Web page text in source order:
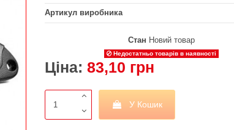
Артикул виробника
Стан Новий товар
Недостатньо товарів в наявності
Ціна: 83,10 грн
У Кошик